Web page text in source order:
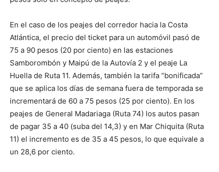
En el caso de los peajes del corredor hacia la Costa
Atlántica, el precio del ticket para un automóvil pasó de
75 a 90 pesos (20 por ciento) en las estaciones
Samborombón y Maipú de la Autovía 2 y el peaje La
Huella de Ruta 11. Además, también la tarifa “bonificada”
que se aplica los días de semana fuera de temporada se
incrementará de 60 a 75 pesos (25 por ciento). En los
peajes de General Madariaga (Ruta 74) los autos pasan
de pagar 35 a 40 (suba del 14,3) y en Mar Chiquita (Ruta
11) el incremento es de 35 a 45 pesos, lo que equivale a
un 28,6 por ciento.